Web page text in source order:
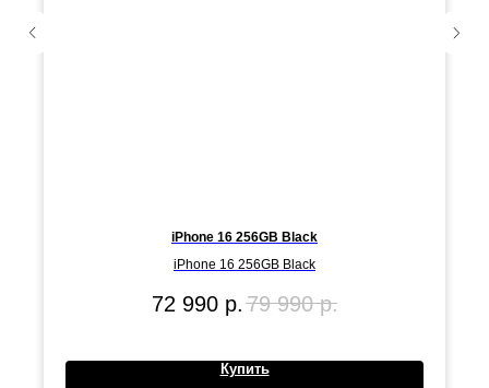
iPhone 16 256GB Black
iPhone 16 256GB Black
72 990 р. 79 990 р.
Купить